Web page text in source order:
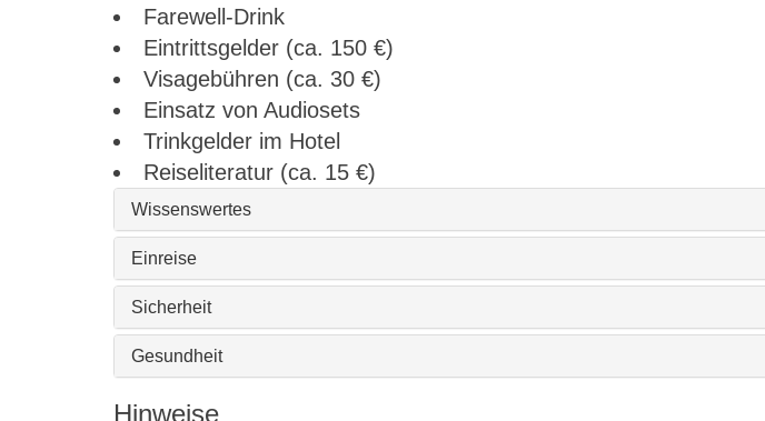
Farewell-Drink
Eintrittsgelder (ca. 150 €)
Visagebühren (ca. 30 €)
Einsatz von Audiosets
Trinkgelder im Hotel
Reiseliteratur (ca. 15 €)
Wissenswertes
Einreise
Sicherheit
Gesundheit
Hinweise